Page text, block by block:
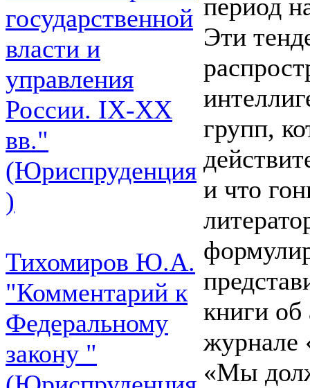
государственной
власти и
управления
России. IХ-ХХ
вв."
(Юриспруденция
)
Тихомиров Ю.А.
"Комментарий к
Федеральному
закону "
период
Эти
групп,
и что
книги об
журнале
«Мы